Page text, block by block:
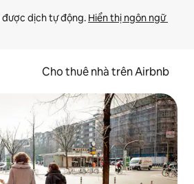
dịch tự động. Hiển thị ngôn ngữ
Cho thuê nhà trên Airbnb